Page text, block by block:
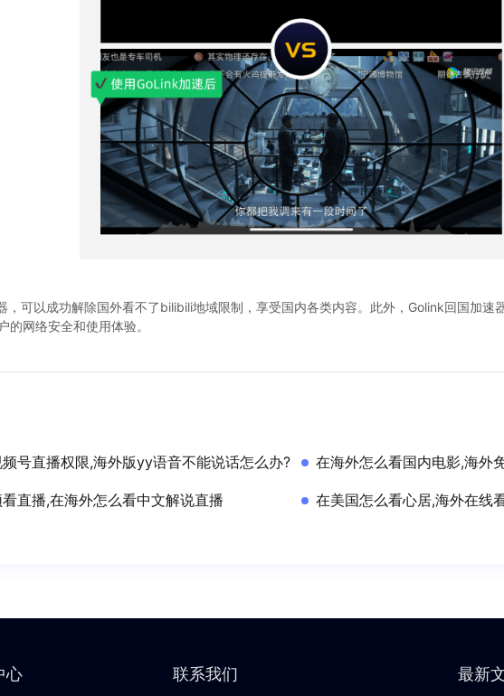
，可以成功解除国外看不了bilibili地域限制，享受国内各类内容。此外，Golink回国加速
的网络安全和使用体验。
号直播权限,海外版yy语音不能说话怎么办? 在海外怎么看国内电影,海外
直播,在海外怎么看中文解说直播 在美国怎么看心居,海外在线
心 联系我们 最新